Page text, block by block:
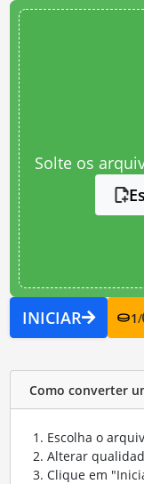
Solte os
INICIAR 1/
Como converter
Escolha o
Alterar
Clique em